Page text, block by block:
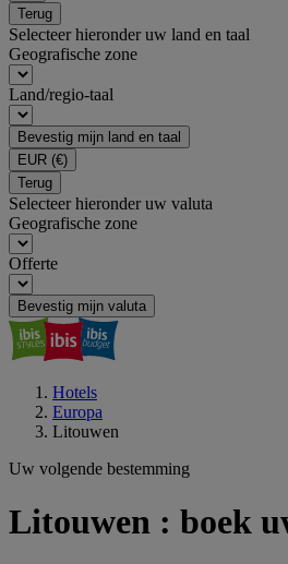
Terug
Selecteer hieronder uw land en taal
Geografische zone
Land/regio-taal
Bevestig mijn land en taal
EUR (€)
Terug
Selecteer hieronder uw valuta
Geografische zone
Offerte
Bevestig mijn valuta
Hotels
Europa
Litouwen
Uw volgende bestemming
Litouwen : boek